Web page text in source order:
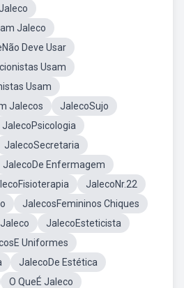
Jaleco
Deve Usar
Usam
Usam
Jalecos
JalecoSujo
JalecoPsicologia
JalecoSecretaria
JalecoDe Enfermagem
JalecoNr.22
JalecosFemininos Chiques
JalecoEsteticista
Uniformes
JalecoDe Estética
O QueÉ Jaleco